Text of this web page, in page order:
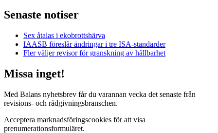
Senaste notiser
Sex åtalas i ekobrottshärva
IAASB föreslår ändringar i tre ISA-standarder
Fler väljer revisor för granskning av hållbarhet
Missa inget!
Med Balans nyhetsbrev får du varannan vecka det senaste från
revisions- och rådgivningsbranschen.
Acceptera marknadsföringscookies för att visa
prenumerationsformuläret.